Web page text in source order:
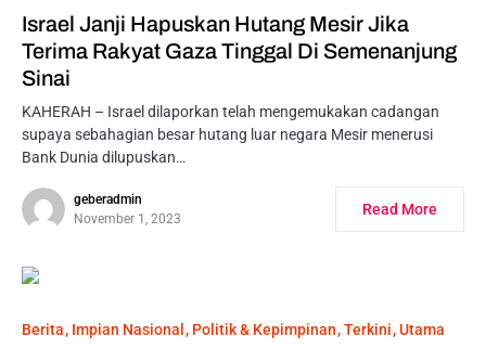
Israel Janji Hapuskan Hutang Mesir Jika
Terima Rakyat Gaza Tinggal Di Semenanjung
Sinai
KAHERAH – Israel dilaporkan telah mengemukakan cadangan
supaya sebahagian besar hutang luar negara Mesir menerusi
Bank Dunia dilupuskan…
geberadmin
November 1, 2023
Read More
Berita Impian Nasional Politik & Kepimpinan Terkini Utama